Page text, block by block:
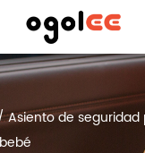
Asiento de seguridad